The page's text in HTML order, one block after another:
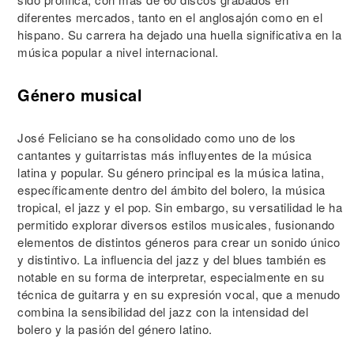
diferentes mercados, tanto en el anglosajón como en el
hispano. Su carrera ha dejado una huella significativa en la
música popular a nivel internacional.
Género musical
José Feliciano se ha consolidado como uno de los
cantantes y guitarristas más influyentes de la música
latina y popular. Su género principal es la música latina,
específicamente dentro del ámbito del bolero, la música
tropical, el jazz y el pop. Sin embargo, su versatilidad le ha
permitido explorar diversos estilos musicales, fusionando
elementos de distintos géneros para crear un sonido único
y distintivo. La influencia del jazz y del blues también es
notable en su forma de interpretar, especialmente en su
técnica de guitarra y en su expresión vocal, que a menudo
combina la sensibilidad del jazz con la intensidad del
bolero y la pasión del género latino.